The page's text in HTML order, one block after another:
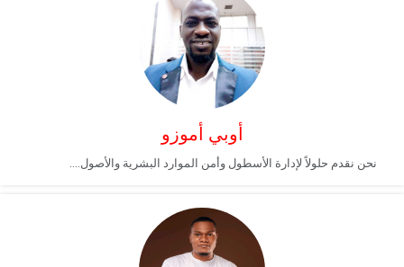
أوبي أموزو
نحن نقدم حلولاً لإدارة الأسطول وأمن الموارد البشرية والأصول....